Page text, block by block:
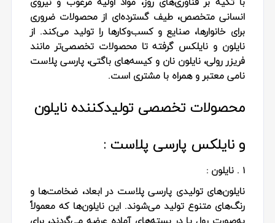
انسانی متخصص، طیف گسترده‌ای از محصولات ضروری
برای خانوارها، صنایع و کسب‌وکارها را تولید می‌کند. از
نایلون و نایلکس گرفته تا محصولات تخصصی‌تر مانند
فریزر رولی، نایلون نان و کیسه‌های باگتی، پارسی پلاست
نامی معتبر و همراه با مشتری است.
محصولات تخصصی تولیدکننده نایلون
و نایلکس پارسی پلاست :
1 . نایلون :
نایلون‌های تولیدی پارسی پلاست در ابعاد، ضخامت‌ها و
رنگ‌های متنوع تولید می‌شوند. این نایلون‌ها که معمولاً